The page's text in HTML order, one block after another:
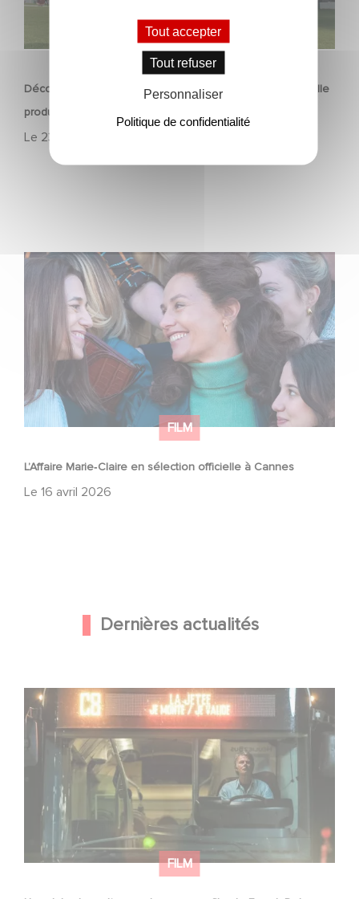
FILM
Découvrez les premières images de Mexico 86, la nouvelle
production Gaumont USA
Le 23 avril 2026
FILM
L’Affaire Marie‑Claire en sélection officielle à Cannes
Le 16 avril 2026
L’Affaire Marie‑Claire en sélection officielle à Cannes
Dernières actualités
FILM
Une date de sortie pour le nouveau film de Franck
Dubosc
Tout accepter
Tout refuser
Personnaliser
Politique de confidentialité